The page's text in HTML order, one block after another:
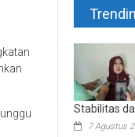
Stabilitas
7 Agustus